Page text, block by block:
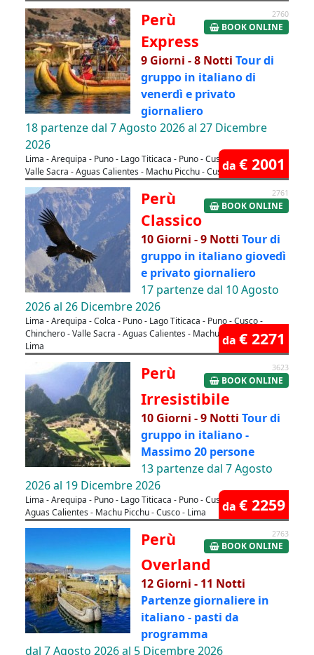
2760
BOOK ONLINE
Perù
Express
9 Giorni - 8 Notti Tour di
gruppo in italiano di
venerdì e privato
giornaliero
18 partenze dal 7 Agosto 2026 al 27 Dicembre
2026
Lima - Arequipa - Puno - Lago Titicaca - Puno - Cusco - Chinchero -
Valle Sacra - Aguas Calientes - Machu Picchu - Cusco - Lima
da € 2001
2761
BOOK ONLINE
Perù
Classico
10 Giorni - 9 Notti Tour di
gruppo in italiano giovedì
e privato giornaliero
17 partenze dal 10 Agosto
2026 al 26 Dicembre 2026
Lima - Arequipa - Colca - Puno - Lago Titicaca - Puno - Cusco -
Chinchero - Valle Sacra - Aguas Calientes - Machu Picchu - Cusco -
Lima
da € 2271
3623
BOOK ONLINE
Perù
Irresistibile
10 Giorni - 9 Notti Tour di
gruppo in italiano -
Massimo 20 persone
13 partenze dal 7 Agosto
2026 al 19 Dicembre 2026
Lima - Arequipa - Puno - Lago Titicaca - Puno - Cusco - Valle Sacra -
Aguas Calientes - Machu Picchu - Cusco - Lima
da € 2259
2763
BOOK ONLINE
Perù
Overland
12 Giorni - 11 Notti
Partenze giornaliere in
italiano - pasti da
programma
dal 7 Agosto 2026 al 5 Dicembre 2026